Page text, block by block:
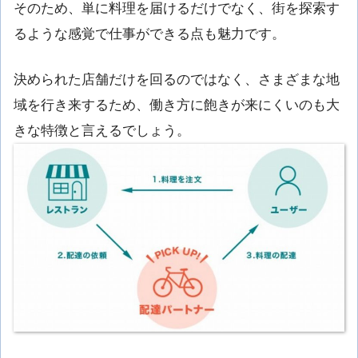
そのため、単に料理を届けるだけでなく、街を探索す
るような感覚で仕事ができる点も魅力です。
決められた店舗だけを回るのではなく、さまざまな地
域を行き来するため、働き方に飽きが来にくいのも大
きな特徴と言えるでしょう。